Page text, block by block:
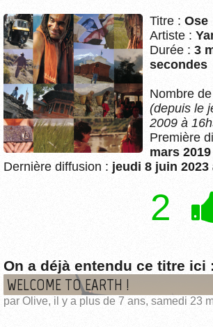
Titre : Ose
Artiste :
Durée : 3
secondes
Nombre
(depuis le
2009 à
Première
mars
Dernière diffusion : jeudi 8 juin 2023
2
On a déjà entendu ce titre ici :
WELCOME TO EARTH !
par Olive, il y a plus de 7 ans, samedi 23